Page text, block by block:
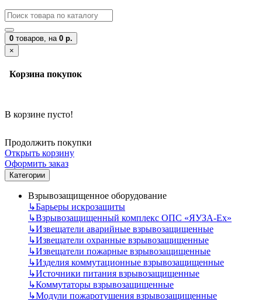
0 товаров, на 0 р.
×
Корзина покупок
В корзине пусто!
Продолжить покупки
Открыть корзину
Оформить заказ
Категории
Взрывозащищенное оборудование
↳Барьеры искрозащиты
↳Взрывозащищенный комплекс ОПС «ЯУЗА-Ех»
↳Извещатели аварийные взрывозащищенные
↳Извещатели охранные взрывозащищенные
↳Извещатели пожарные взрывозащищенные
↳Изделия коммутационные взрывозащищенные
↳Источники питания взрывозащищенные
↳Коммутаторы взрывозащищенные
↳Модули пожаротушения взрывозащищенные